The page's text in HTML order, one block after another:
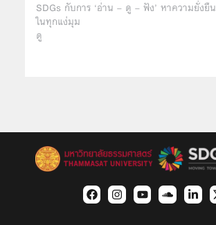
SDGs กับการ ‘อ่าน – ดู – ฟัง’ หาความยั่งยืน
ในทุกแง่มุม
ดู